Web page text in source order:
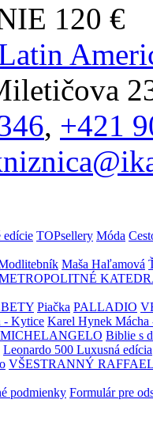
120 €
, +421
edície TOPsellery Móda
Maša Haľamová
Piačka PALLADIO
- Kytice Karel Hynek Mácha
Biblie s
Leonardo 500 Luxusná edícia
VŠESTRANNÝ
podmienky Formulár pre